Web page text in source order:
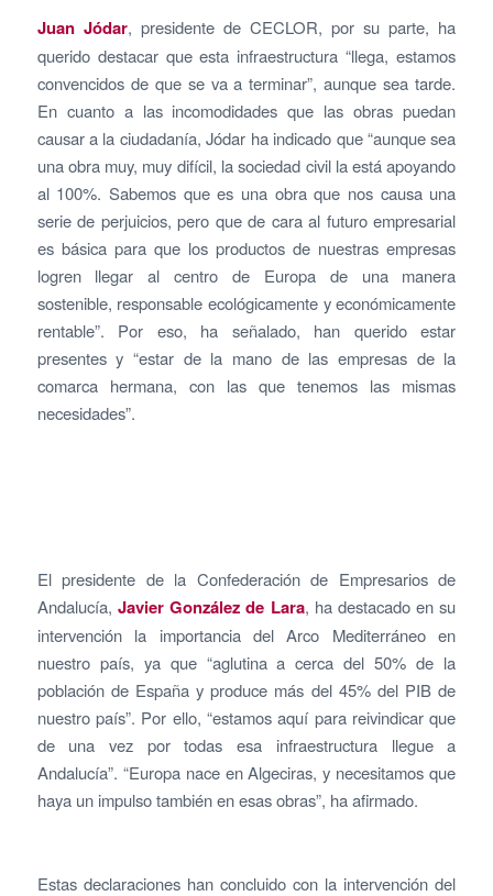
Juan Jódar, presidente de CECLOR, por su parte, ha
querido destacar que esta infraestructura “llega, estamos
convencidos de que se va a terminar”, aunque sea tarde.
En cuanto a las incomodidades que las obras puedan
causar a la ciudadanía, Jódar ha indicado que “aunque sea
una obra muy, muy difícil, la sociedad civil la está apoyando
al 100%. Sabemos que es una obra que nos causa una
serie de perjuicios, pero que de cara al futuro empresarial
es básica para que los productos de nuestras empresas
logren llegar al centro de Europa de una manera
sostenible, responsable ecológicamente y económicamente
rentable”. Por eso, ha señalado, han querido estar
presentes y “estar de la mano de las empresas de la
comarca hermana, con las que tenemos las mismas
necesidades”.
El presidente de la Confederación de Empresarios de
Andalucía, Javier González de Lara, ha destacado en su
intervención la importancia del Arco Mediterráneo en
nuestro país, ya que “aglutina a cerca del 50% de la
población de España y produce más del 45% del PIB de
nuestro país”. Por ello, “estamos aquí para reivindicar que
de una vez por todas esa infraestructura llegue a
Andalucía”. “Europa nace en Algeciras, y necesitamos que
haya un impulso también en esas obras”, ha afirmado.
Estas declaraciones han concluido con la intervención del